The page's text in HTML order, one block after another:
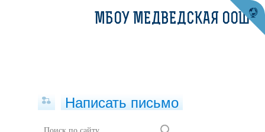
МБОУ МЕДВЕДСКАЯ ООШ
Написать письмо